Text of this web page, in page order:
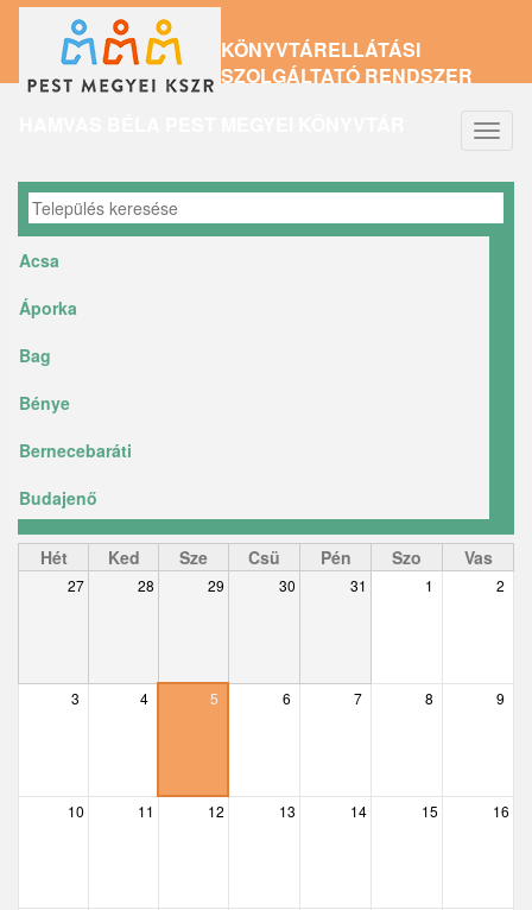
tartalomra
KÖNYVTÁRELLÁTÁSI
SZOLGÁLTATÓ RENDSZER
Acsa
Áporka
Bag
Bénye
Bernecebaráti
Budajenő
Ceglédbercel
Csemő
Csobánka
Hét Ked Sze Csü Pén Szo Vas
27 28 29 30 31 1 2
3 4 5 6 7 8 9
10 11 12 13 14 15 16